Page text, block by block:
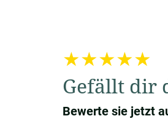
Erfahrung und
Alexandra Ulrich
Ich glaube, die
★★★★★
Gefällt dir
Bewerte sie jetzt